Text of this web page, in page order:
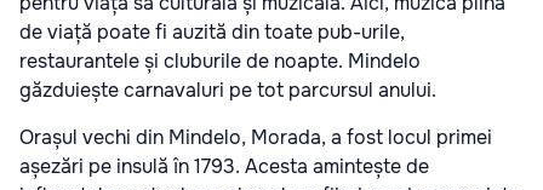
de viață poate fi auzită din toate pub-urile,
restaurantele și cluburile de noapte. Mindelo
găzduiește carnavaluri pe tot parcursul anului.
Orașul vechi din Mindelo, Morada, a fost locul primei
așezări pe insulă în 1793. Acesta amintește de